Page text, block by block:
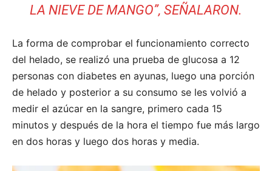
LA NIEVE DE MANGO”, SEÑALARON.
La forma de comprobar el funcionamiento correcto
del helado, se realizó una prueba de glucosa a 12
personas con diabetes en ayunas, luego una porción
de helado y posterior a su consumo se les volvió a
medir el azúcar en la sangre, primero cada 15
minutos y después de la hora el tiempo fue más largo
en dos horas y luego dos horas y media.